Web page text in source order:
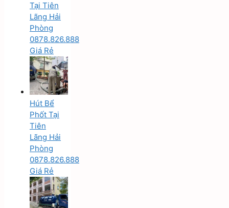
Tại Tiên
Lãng Hải
Phòng
0878.826.888
Giá Rẻ
Hút Bể
Phốt Tại
Tiên
Lãng Hải
Phòng
0878.826.888
Giá Rẻ